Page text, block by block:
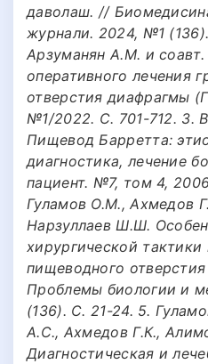
даволаш. //
журнали. 2024, №1
Арзуманян А.М. и
оперативного лечения
отверстия диафрагмы
№1/2022. С. 701-712. 3.
Пищевод Барретта:
диагностика, лечение
пациент. №7, том 4,
Гуламов О.М., Ахмедов
Нарзуллаев Ш.Ш.
хирургической
пищеводного
Проблемы биологии и
(136). С. 21-24. 5.
А.С., Ахмедов Г.К.,
Диагностическая и